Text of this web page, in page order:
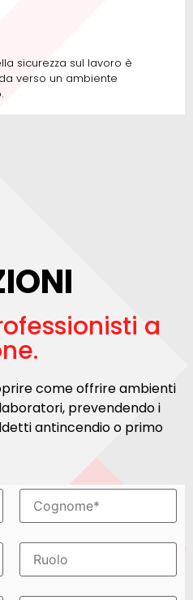
sicurezza sul lavoro è
verso un ambiente
a
come offrire ambienti
prevendendo i
antincendio o primo